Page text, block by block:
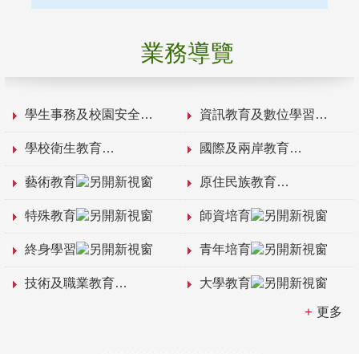
業務導覽
學生事務及校園安全 資訊教育及數位學習
學校衛生教育 國際及兩岸教育
藝術教育 原住民族教育
特殊教育 師資培育
終身學習 青年培育
技術及職業教育 大學教育
更多